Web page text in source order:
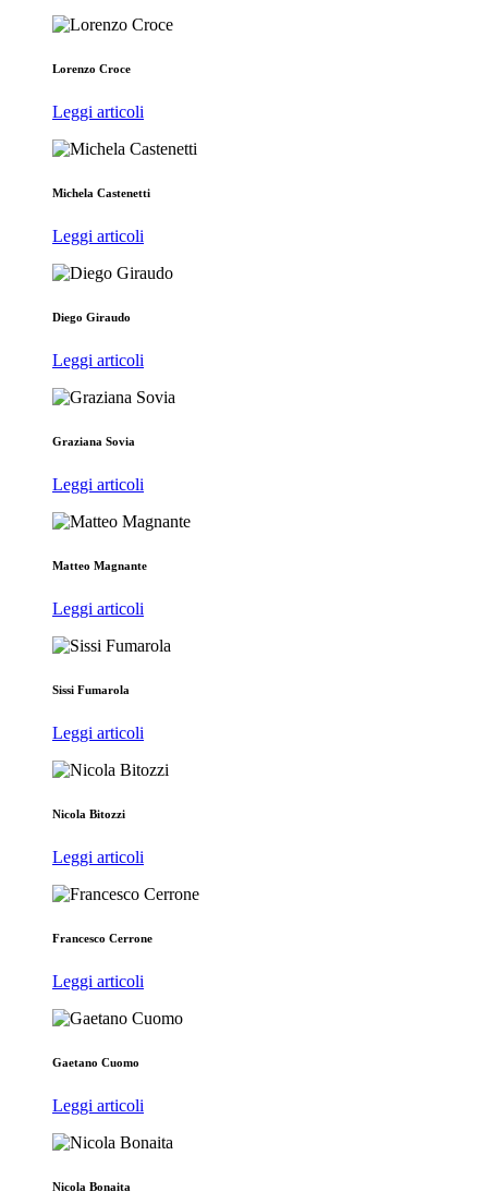
Lorenzo Croce
Leggi articoli
Michela Castenetti
Leggi articoli
Diego Giraudo
Leggi articoli
Graziana Sovia
Leggi articoli
Matteo Magnante
Leggi articoli
Sissi Fumarola
Leggi articoli
Nicola Bitozzi
Leggi articoli
Francesco Cerrone
Leggi articoli
Gaetano Cuomo
Leggi articoli
Nicola Bonaita